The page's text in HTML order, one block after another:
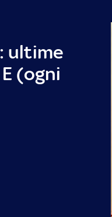
ultime
(ogni